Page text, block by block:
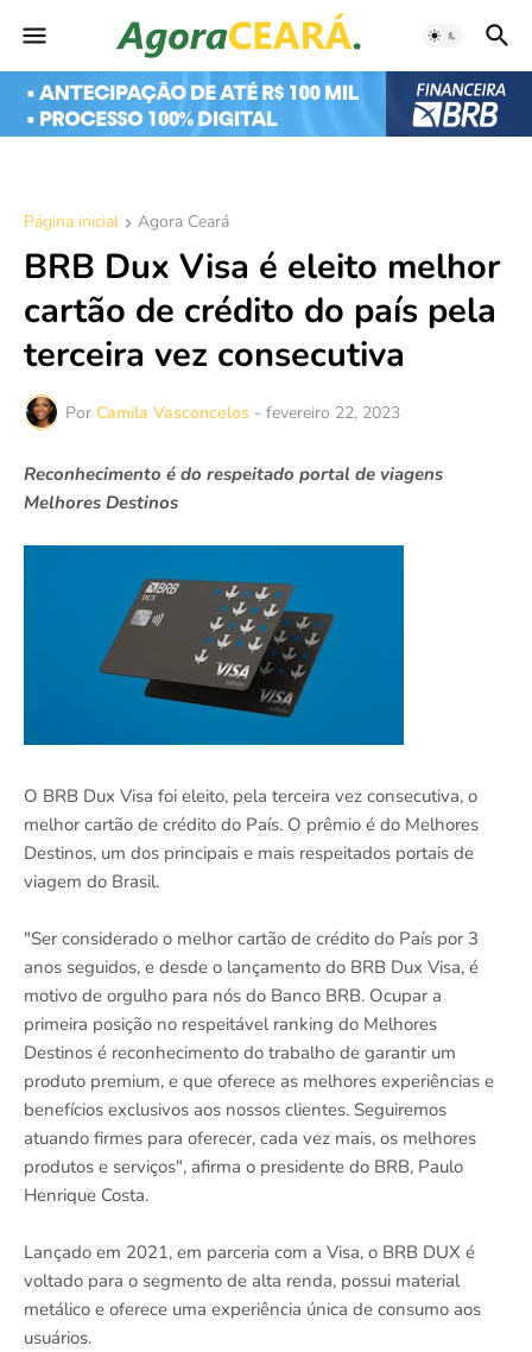
Página inicial Agora Ceará
BRB Dux Visa é eleito melhor
cartão de crédito do país pela
terceira vez consecutiva
Por Camila Vasconcelos - fevereiro 22, 2023
Reconhecimento é do respeitado portal de viagens
Melhores Destinos
O BRB Dux Visa foi eleito, pela terceira vez consecutiva, o
melhor cartão de crédito do País. O prêmio é do Melhores
Destinos, um dos principais e mais respeitados portais de
viagem do Brasil.
"Ser considerado o melhor cartão de crédito do País por 3
anos seguidos, e desde o lançamento do BRB Dux Visa, é
motivo de orgulho para nós do Banco BRB. Ocupar a
primeira posição no respeitável ranking do Melhores
Destinos é reconhecimento do trabalho de garantir um
produto premium, e que oferece as melhores experiências e
benefícios exclusivos aos nossos clientes. Seguiremos
atuando firmes para oferecer, cada vez mais, os melhores
produtos e serviços", afirma o presidente do BRB, Paulo
Henrique Costa.
Lançado em 2021, em parceria com a Visa, o BRB DUX é
voltado para o segmento de alta renda, possui material
metálico e oferece uma experiência única de consumo aos
usuários.